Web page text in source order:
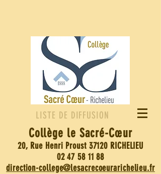
LISTE DE DIFFUSION
Collège le Sacré-Cœur
20, Rue Henri Proust 37120 RICHELIEU
02 47 58 11 88
direction-college@lesacrecoeurarichelieu.fr